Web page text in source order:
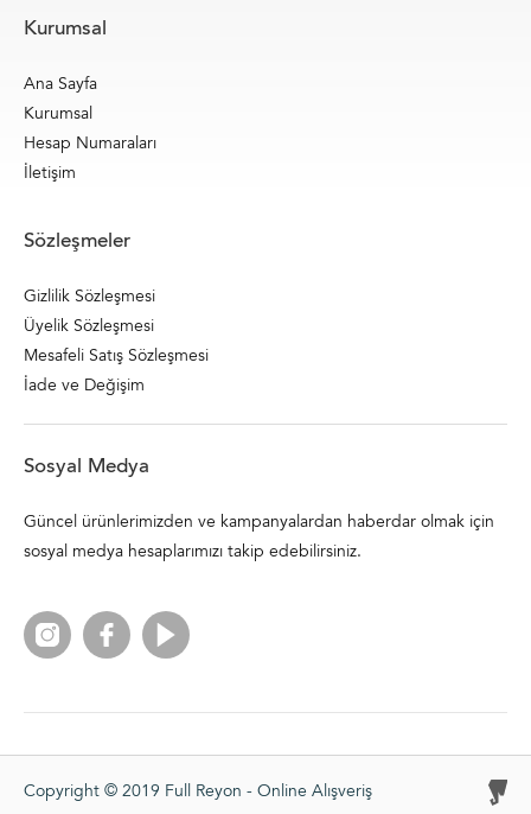
Kurumsal
Ana Sayfa
Kurumsal
Hesap Numaraları
İletişim
Sözleşmeler
Gizlilik Sözleşmesi
Üyelik Sözleşmesi
Mesafeli Satış Sözleşmesi
İade ve Değişim
Sosyal Medya
Güncel ürünlerimizden ve kampanyalardan haberdar olmak için
sosyal medya hesaplarımızı takip edebilirsiniz.
Copyright © 2019 Full Reyon - Online Alışveriş